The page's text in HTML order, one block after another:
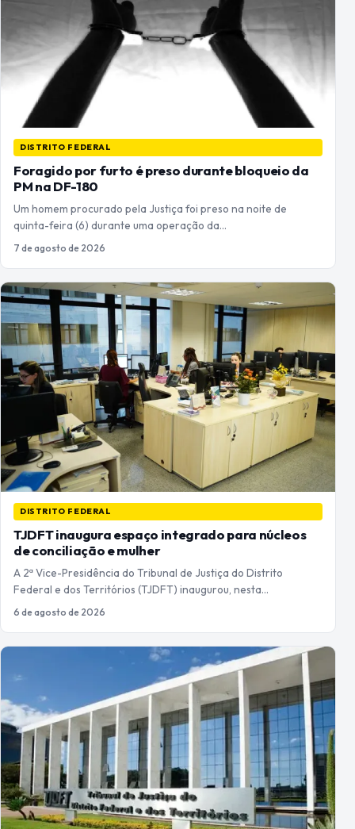
DISTRITO FEDERAL
Foragido por furto é preso durante bloqueio da
PM na DF-180
Um homem procurado pela Justiça foi preso na noite de
quinta-feira (6) durante uma operação da…
7 de agosto de 2026
DISTRITO FEDERAL
TJDFT inaugura espaço integrado para núcleos
de conciliação e mulher
A 2ª Vice-Presidência do Tribunal de Justiça do Distrito
Federal e dos Territórios (TJDFT) inaugurou, nesta…
6 de agosto de 2026